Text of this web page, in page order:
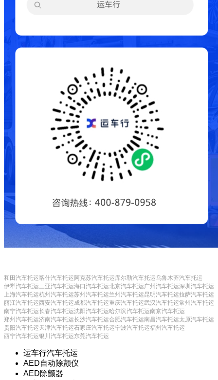
和田汽车托运喀什汽车托运阿克苏汽车托运库尔勒汽车托运乌鲁木齐汽车托运
伊犁汽车托运三亚汽车托运海口汽车托运北京汽车托运广州汽车托运深圳汽车托运
上海汽车托运杭州汽车托运苏州汽车托运兰州汽车托运昆明汽车托运拉萨汽车托运
丽江汽车托运西安汽车托运成都汽车托运重庆汽车托运武汉汽车托运常州汽车托运
南宁汽车托运长春汽车托运沈阳汽车托运哈尔滨汽车托运南京汽车托运
郑州汽车托运济南汽车托运长沙汽车托运合肥汽车托运南昌汽车托运太原汽车托运
贵阳汽车托运天津汽车托运石家庄汽车托运宁波汽车托运福州汽车托运
西宁汽车托运银川汽车托运东莞汽车托运
运车行汽车托运
AED自动除颤仪
AED除颤器